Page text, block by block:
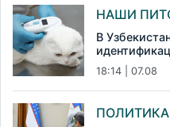
НАШИ
В
18:14 | 07.08
ПОЛИТИКА